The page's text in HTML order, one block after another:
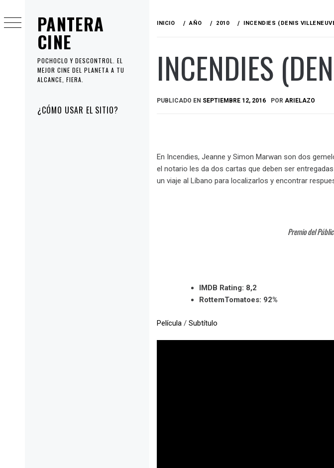
PANTERA
CINE
POCHOCLO Y DESCONTROL. EL
MEJOR CINE DEL PLANETA A TU
ALCANCE, FIERA.
principal
¿CÓMO USAR EL SITIO?
al
contenido
INICIO AÑO 2010 INCENDIES (DENIS
INCENDIES
PUBLICADO EN SEPTIEMBRE 12, 2016 POR ARIELAZO
En Incendies, Jeanne y Simon Marwan son dos
el notario les da dos cartas que deben ser
un viaje al Líbano para localizarlos y encontrar
Premio del
IMDB Rating: 8,2
RottemTomatoes: 92%
Película / Subtítulo